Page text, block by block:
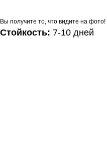
Вы получите то, что видите на фото!
Стойкость: 7-10 дней